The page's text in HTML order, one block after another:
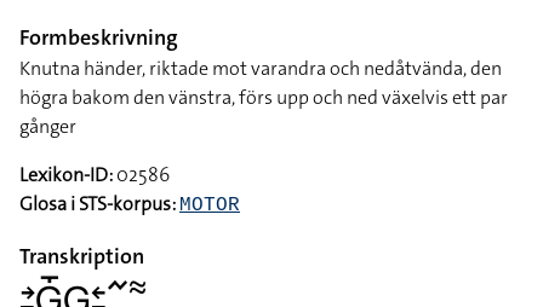
Formbeskrivning
Knutna händer, riktade mot varandra och nedåtvända, den
högra bakom den vänstra, förs upp och ned växelvis ett par
gånger
Lexikon-ID:02586
Glosa i STS-korpus: MOTOR
Transkription